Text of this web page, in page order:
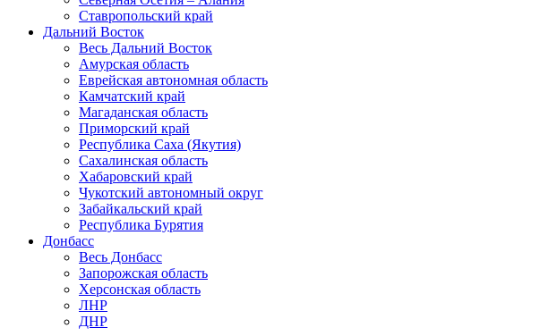
Ставропольский край
Дальний Восток
Весь Дальний Восток
Амурская область
Еврейская автономная область
Камчатский край
Магаданская область
Приморский край
Республика Саха (Якутия)
Сахалинская область
Хабаровский край
Чукотский автономный округ
Забайкальский край
Республика Бурятия
Донбасс
Весь Донбасс
Запорожская область
Херсонская область
ЛНР
ДНР